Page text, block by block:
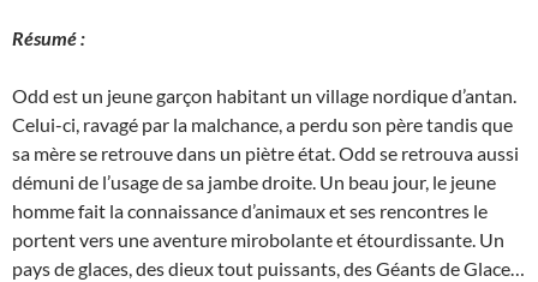
Résumé :
Odd est un jeune garçon habitant un village nordique d’antan.
Celui-ci, ravagé par la malchance, a perdu son père tandis que
sa mère se retrouve dans un piètre état. Odd se retrouva aussi
démuni de l’usage de sa jambe droite. Un beau jour, le jeune
homme fait la connaissance d’animaux et ses rencontres le
portent vers une aventure mirobolante et étourdissante. Un
pays de glaces, des dieux tout puissants, des Géants de Glace…